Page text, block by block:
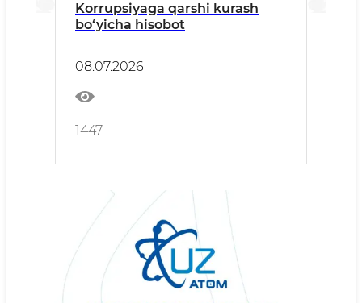
Korrupsiyaga qarshi kurash
bo‘yicha hisobot
08.07.2026
1447